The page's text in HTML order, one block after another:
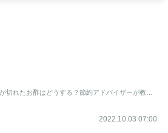
2022.10.03 07:00